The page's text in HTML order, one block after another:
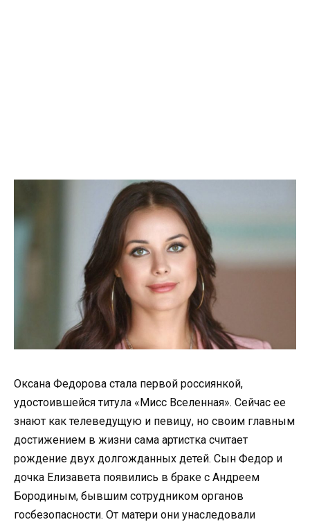
Оксана Федорова стала первой россиянкой,
удостоившейся титула «Мисс Вселенная». Сейчас ее
знают как телеведущую и певицу, но своим главным
достижением в жизни сама артистка считает
рождение двух долгожданных детей. Сын Федор и
дочка Елизавета появились в браке с Андреем
Бородиным, бывшим сотрудником органов
госбезопасности. От матери они унаследовали